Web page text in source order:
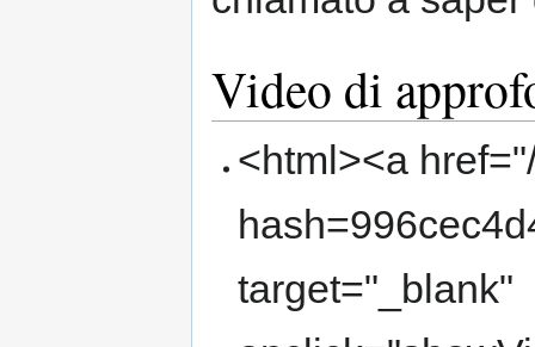
Video di
<html><a
target="_blank"